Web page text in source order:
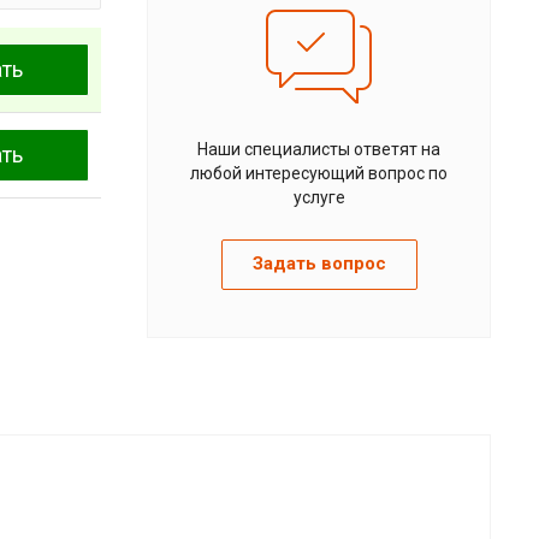
Наши специалисты ответят на
любой интересующий вопрос по
услуге
Задать вопрос